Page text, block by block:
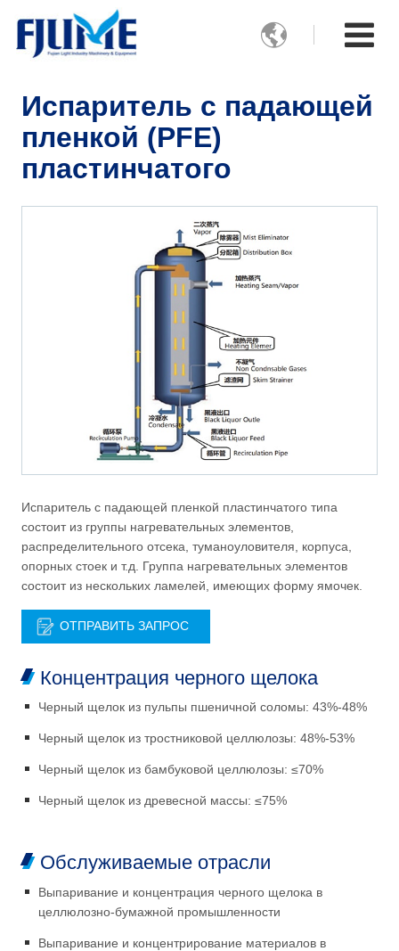

Испаритель с падающей
пленкой (PFE)
пластинчатого
Испаритель с падающей пленкой пластинчатого типа
состоит из группы нагревательных элементов,
распределительного отсека, туманоуловителя, корпуса,
опорных стоек и т.д. Группа нагревательных элементов
состоит из нескольких ламелей, имеющих форму ямочек.
ОТПРАВИТЬ ЗАПРОС
Концентрация черного щелока
Черный щелок из пульпы пшеничной соломы: 43%-48%
Черный щелок из тростниковой целлюлозы: 48%-53%
Черный щелок из бамбуковой целлюлозы: ≤70%
Черный щелок из древесной массы: ≤75%
Обслуживаемые отрасли
Выпаривание и концентрация черного щелока в
целлюлозно-бумажной промышленности
Выпаривание и концентрирование материалов в